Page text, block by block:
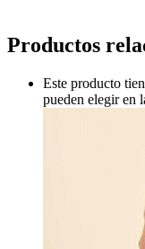
Productos
Este producto
pueden elegir en